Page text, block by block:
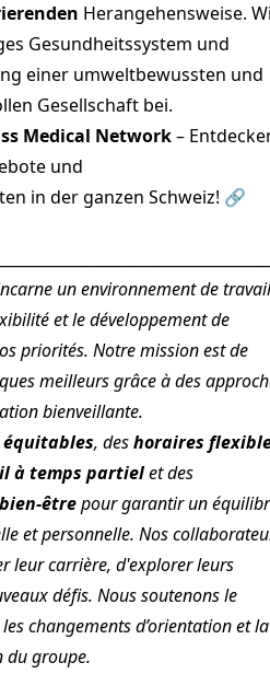
Herangehensweise.
Gesundheitssystem und
einer umweltbewussten und
Gesellschaft bei.
Medical Network–
und
in der ganzen Schweiz! 🔗
un environnement de travail
et le développement de
priorités. Notre mission est de
meilleurs grâce à des
bienveillante.
, deshoraires
à temps partielet des
êtrepour garantir un
et personnelle. Nos
leur carrière, d'explorer leurs
défis. Nous soutenons le
changements d’orientation et la
du groupe.